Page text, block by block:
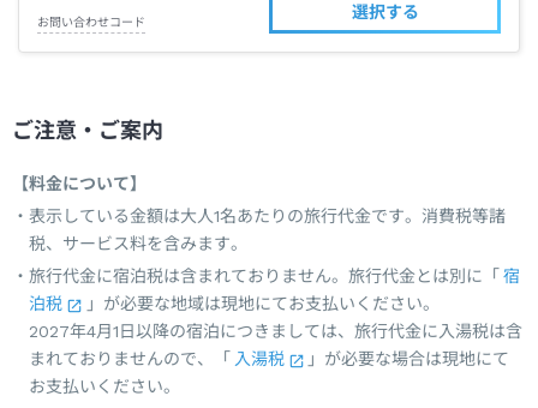
お問い合わせコード
選択する
ご注意・ご案内
【料金について】
表示している金額は大人1名あたりの旅行代金です。消費税等諸
税、サービス料を含みます。
旅行代金に宿泊税は含まれておりません。旅行代金とは別に「 宿
泊税
」が必要な地域は現地にてお支払いください。
2027年4月1日以降の宿泊につきましては、旅行代金に入湯税は含
まれておりませんので、「 入湯税
」が必要な場合は現地にて
お支払いください。